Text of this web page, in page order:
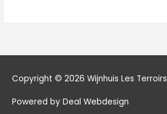
Copyright © 2026 Wijnhuis Les Terroirs
Powered by Deal Webdesign